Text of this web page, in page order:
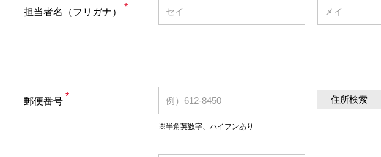
担当者名（フリガナ） *
郵便番号 * 住所検索
※半角英数字、ハイフンあり